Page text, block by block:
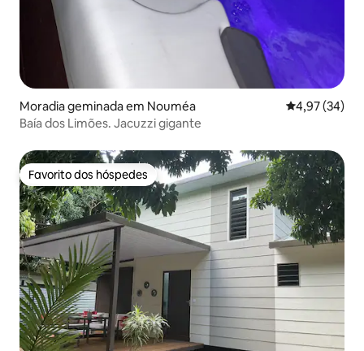
Moradia geminada em Nouméa Classificação
4,97 (34)
Baía dos Limões. Jacuzzi gigante
Favorito dos hóspedes
Favorito dos hóspedes